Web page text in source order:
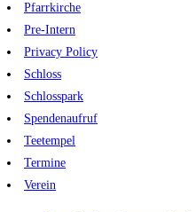
Pfarrkirche
Pre-Intern
Privacy Policy
Schloss
Schlosspark
Spendenaufruf
Teetempel
Termine
Verein